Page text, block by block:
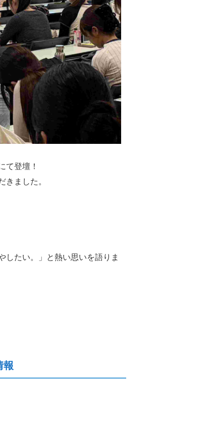
て登壇！
きました。
したい。」と熱い思いを語りま
報